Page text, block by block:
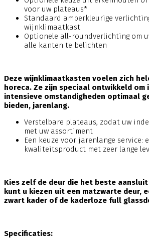
voor uw plateaus*
Standaard amberkleurige
wijnklimaatkast
Optionele all-roundverlichting om
alle kanten te belichten
Deze wijnklimaatkasten voelen zich
horeca. Ze zijn speciaal ontwikkeld om
intensieve omstandigheden optimaal
bieden, jarenlang.
Verstelbare plateaus, zodat uw
met uw assortiment
Een keuze voor jarenlange service:
kwaliteitsproduct met zeer lange
Kies zelf de deur die het beste
kunt u kiezen uit een matzwarte deur,
zwart kader of de kaderloze full
Specificaties: